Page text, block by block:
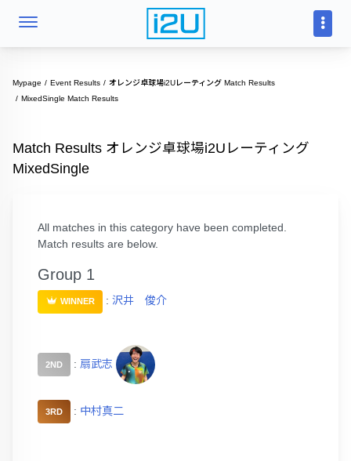
Mypage Event Results
オレンジ卓球場i2Uレーティング Match Results
MixedSingle Match Results
Match Results オレンジ卓球場i2Uレーティング
MixedSingle
All matches in this category have been completed.
Match results are below.
Group 1
WINNER : 沢井 俊介
2ND : 扇武志
3RD : 中村真二